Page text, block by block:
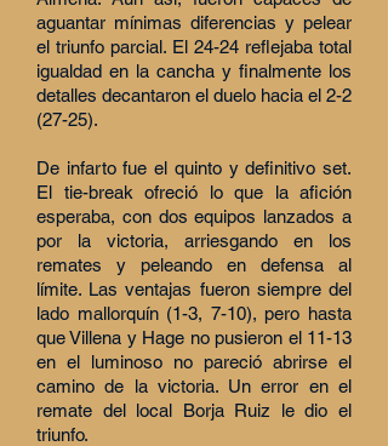
aguantar mínimas diferencias y pelear
el triunfo parcial. El 24-24 reflejaba total
igualdad en la cancha y finalmente los
detalles decantaron el duelo hacia el 2-2
(27-25).
De infarto fue el quinto y definitivo set.
El tie-break ofreció lo que la afición
esperaba, con dos equipos lanzados a
por la victoria, arriesgando en los
remates y peleando en defensa al
límite. Las ventajas fueron siempre del
lado mallorquín (1-3, 7-10), pero hasta
que Villena y Hage no pusieron el 11-13
en el luminoso no pareció abrirse el
camino de la victoria. Un error en el
remate del local Borja Ruiz le dio el
triunfo.